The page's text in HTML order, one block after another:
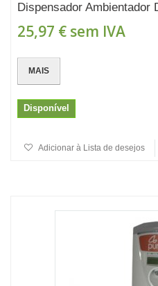
Dispensador Ambientador
25,97 € sem IVA
MAIS
Disponível
Adicionar à Lista de desejos